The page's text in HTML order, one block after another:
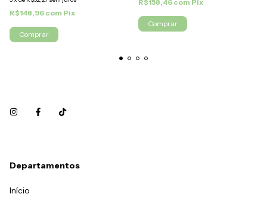
R$148,96 com Pix
R$158,46 com Pix
Departamentos
Início